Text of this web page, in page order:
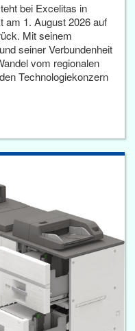
bei Excelitas in
am 1. August 2026 auf
Mit seinem
seiner Verbundenheit
vom regionalen
Technologiekonzern